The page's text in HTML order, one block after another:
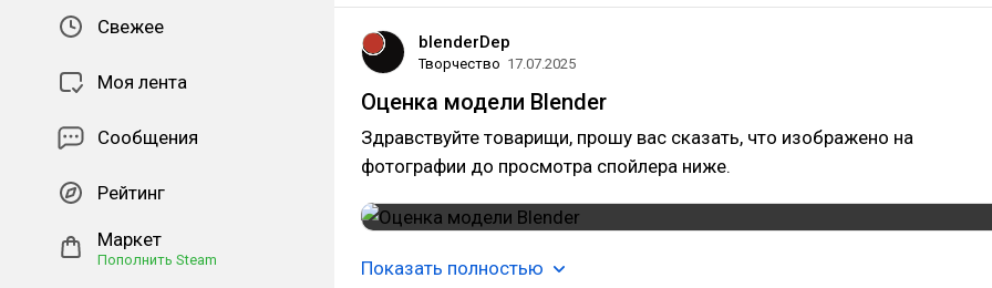
Свежее
Моя лента
Сообщения
Рейтинг
Маркет
Пополнить Steam
blenderDep
Творчество 17.07.2025
Оценка модели Blender
Здравствуйте товарищи, прошу вас сказать, что изображено на
фотографии до просмотра спойлера ниже.
Показать полностью